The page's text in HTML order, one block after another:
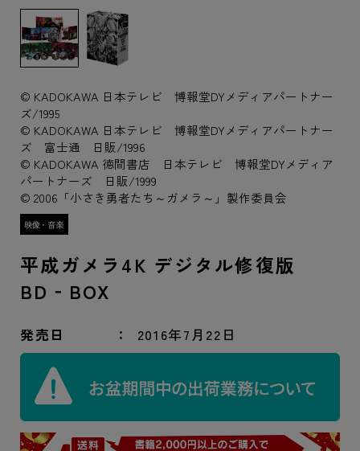
© KADOKAWA 日本テレビ 博報堂DYメディアパートナー
ズ/1995
© KADOKAWA 日本テレビ 博報堂DYメディアパートナー
ズ 富士通 日販/1996
© KADOKAWA 徳間書店 日本テレビ 博報堂DYメディア
パートナーズ 日販/1999
© 2006「小さき勇者たち～ガメラ～」製作委員会
平成ガメラ4K デジタル修復版
BD‐BOX
発売日 2016年7月22日